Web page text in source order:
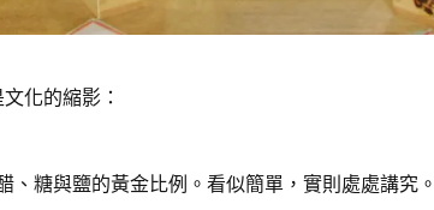
化的縮影：
糖與鹽的黃金比例。看似簡單，實則處處講究。